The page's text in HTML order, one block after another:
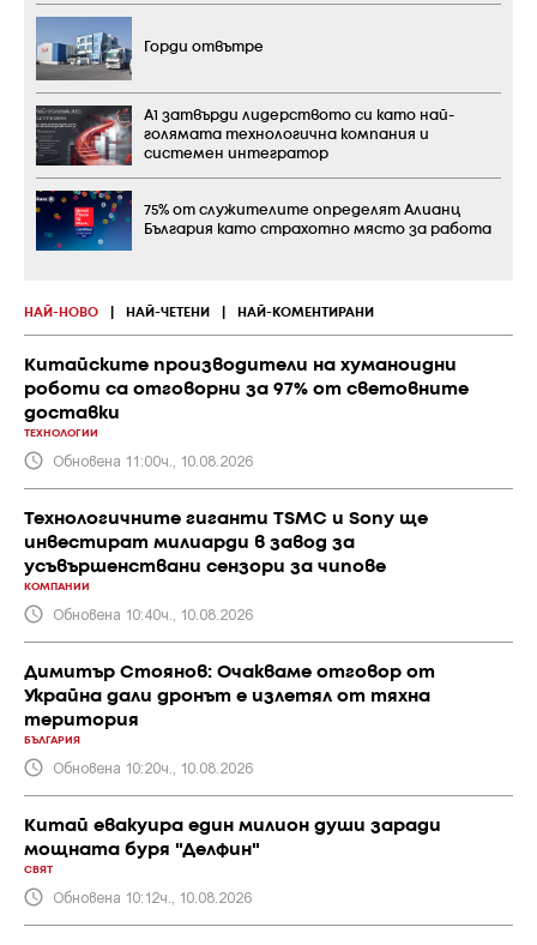
НАЙ-НОВО НАЙ-ЧЕТЕНИ НАЙ-КОМЕНТИРАНИ
Китайските производители на хуманоидни
роботи са отговорни за 97% от световните
доставки
ТЕХНОЛОГИИ
Обновена 11:00ч., 10.08.2026
Технологичните гиганти TSMC и Sony ще
инвестират милиарди в завод за
усъвършенствани сензори за чипове
КОМПАНИИ
Обновена 10:40ч., 10.08.2026
Димитър Стоянов: Очакваме отговор от
Украйна дали дронът е излетял от тяхна
територия
БЪЛГАРИЯ
Обновена 10:20ч., 10.08.2026
Китай евакуира един милион души заради
мощната буря "Делфин"
СВЯТ
Обновена 10:12ч., 10.08.2026
Горди отвътре
А1 затвърди лидерството си като най-
голямата технологична компания и
системен интегратор
75% от служителите определят Алианц
България като страхотно място за работа